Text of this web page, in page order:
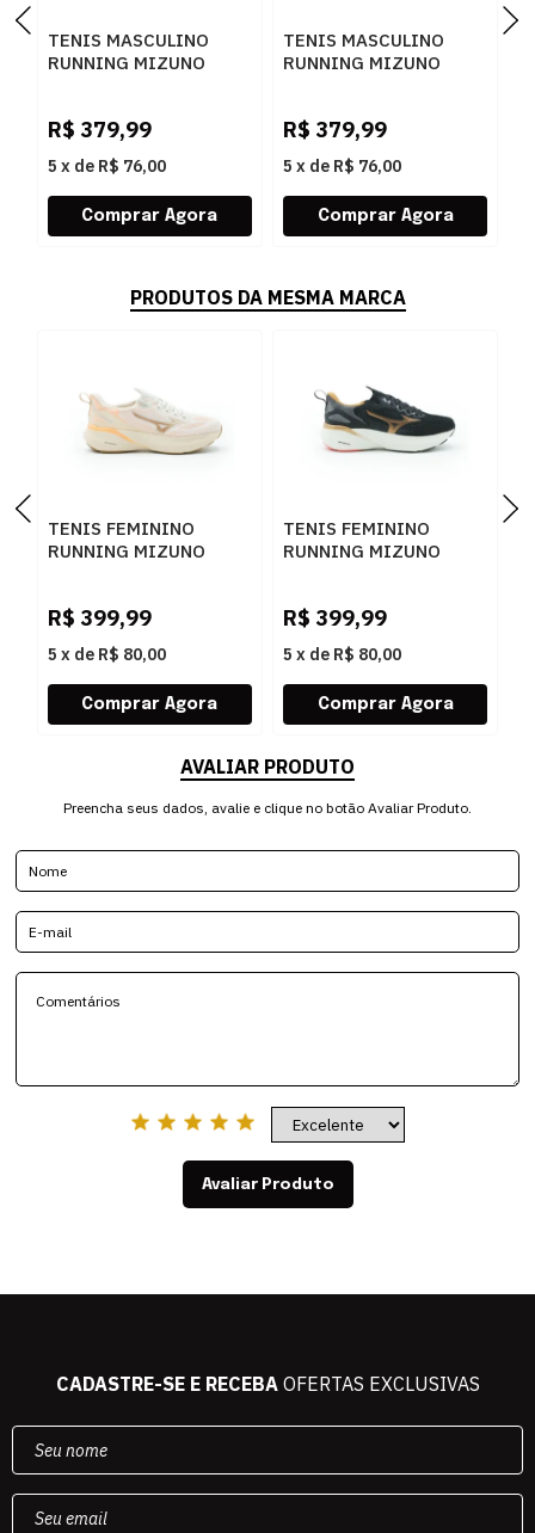
TENIS MASCULINO
RUNNING MIZUNO
R$ 379,99
5 x de R$ 76,00
TENIS MASCULINO
RUNNING MIZUNO
R$ 379,99
5 x de R$ 76,00
PRODUTOS DA MESMA MARCA
TENIS FEMININO
RUNNING MIZUNO
R$ 399,99
5 x de R$ 80,00
TENIS FEMININO
RUNNING MIZUNO
R$ 399,99
5 x de R$ 80,00
AVALIAR PRODUTO
Preencha seus dados, avalie e clique no botão Avaliar Produto.
Avaliar Produto
CADASTRE-SE E RECEBAOFERTAS EXCLUSIVAS